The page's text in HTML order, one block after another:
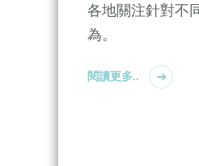
各地關注針對不
為。
閱讀更多..